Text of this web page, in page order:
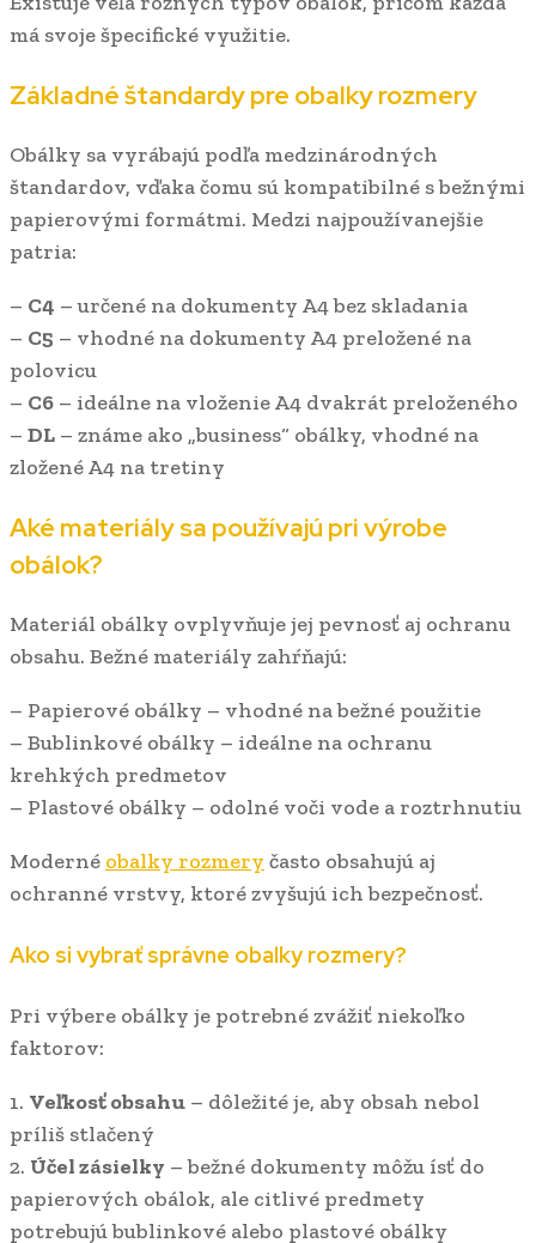
má svoje špecifické využitie.
Základné štandardy pre obalky rozmery
Obálky sa vyrábajú podľa medzinárodných
štandardov, vďaka čomu sú kompatibilné s bežnými
papierovými formátmi. Medzi najpoužívanejšie
patria:
– C4 – určené na dokumenty A4 bez skladania
– C5 – vhodné na dokumenty A4 preložené na
polovicu
– C6 – ideálne na vloženie A4 dvakrát preloženého
– DL – známe ako „business“ obálky, vhodné na
zložené A4 na tretiny
Aké materiály sa používajú pri výrobe
obálok?
Materiál obálky ovplyvňuje jej pevnosť aj ochranu
obsahu. Bežné materiály zahŕňajú:
– Papierové obálky – vhodné na bežné použitie
– Bublinkové obálky – ideálne na ochranu
krehkých predmetov
– Plastové obálky – odolné voči vode a roztrhnutiu
Moderné obalky rozmery často obsahujú aj
ochranné vrstvy, ktoré zvyšujú ich bezpečnosť.
Ako si vybrať správne obalky rozmery?
Pri výbere obálky je potrebné zvážiť niekoľko
faktorov:
1. Veľkosť obsahu – dôležité je, aby obsah nebol
príliš stlačený
2. Účel zásielky – bežné dokumenty môžu ísť do
papierových obálok, ale citlivé predmety
potrebujú bublinkové alebo plastové obálky